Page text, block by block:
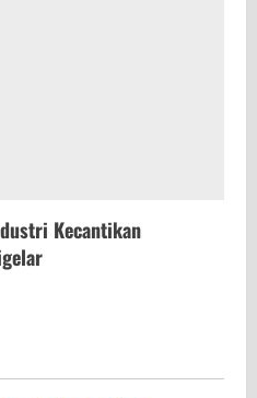
Kecantikan